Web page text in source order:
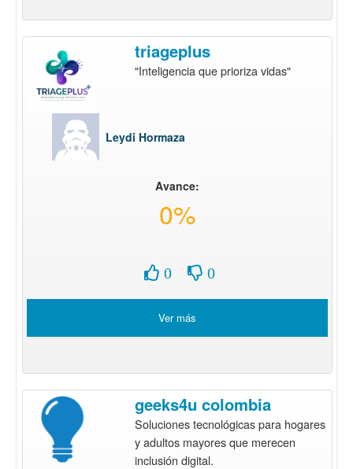
triageplus
"Inteligencia que prioriza vidas"
Leydi Hormaza
Avance:
0%
0 0
Ver más
geeks4u colombia
Soluciones tecnológicas para hogares
y adultos mayores que merecen
inclusión digital.